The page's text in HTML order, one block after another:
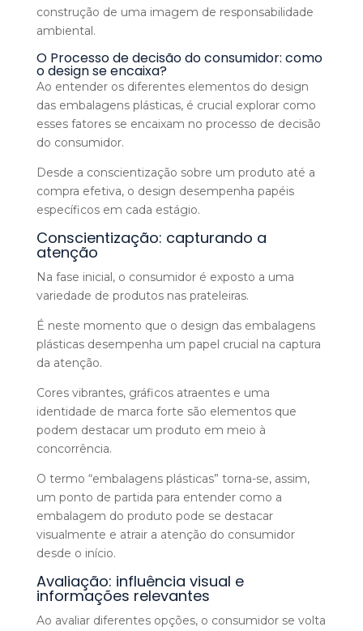
construção de uma imagem de responsabilidade
ambiental.
O Processo de decisão do consumidor: como
o design se encaixa?
Ao entender os diferentes elementos do design
das embalagens plásticas, é crucial explorar como
esses fatores se encaixam no processo de decisão
do consumidor.
Desde a conscientização sobre um produto até a
compra efetiva, o design desempenha papéis
específicos em cada estágio.
Conscientização: capturando a
atenção
Na fase inicial, o consumidor é exposto a uma
variedade de produtos nas prateleiras.
É neste momento que o design das embalagens
plásticas desempenha um papel crucial na captura
da atenção.
Cores vibrantes, gráficos atraentes e uma
identidade de marca forte são elementos que
podem destacar um produto em meio à
concorrência.
O termo “embalagens plásticas” torna-se, assim,
um ponto de partida para entender como a
embalagem do produto pode se destacar
visualmente e atrair a atenção do consumidor
desde o início.
Avaliação: influência visual e
informações relevantes
Ao avaliar diferentes opções, o consumidor se volta